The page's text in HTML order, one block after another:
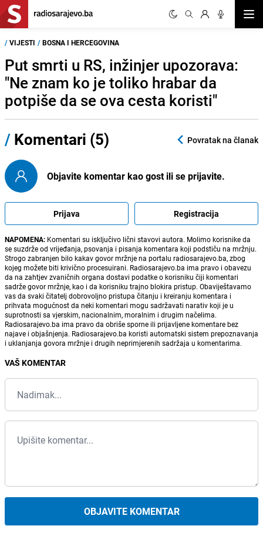
/ VIJESTI / BOSNA I HERCEGOVINA
Put smrti u RS, inžinjer upozorava:
"Ne znam ko je toliko hrabar da
potpiše da se ova cesta koristi"
/ Komentari (5) Povratak na članak
Objavite komentar kao gost ili se prijavite.
Prijava Registracija
NAPOMENA: Komentari su isključivo lični stavovi autora. Molimo korisnike da
se suzdrže od vrijeđanja, psovanja i pisanja komentara koji podstiču na mržnju.
Strogo zabranjen bilo kakav govor mržnje na portalu radiosarajevo.ba, zbog
kojeg možete biti krivično procesuirani. Radiosarajevo.ba ima pravo i obavezu
da na zahtjev zvaničnih organa dostavi podatke o korisniku čiji komentari
sadrže govor mržnje, kao i da korisniku trajno blokira pristup. Obaviještavamo
vas da svaki čitatelj dobrovoljno pristupa čitanju i kreiranju komentara i
prihvata mogućnost da neki komentari mogu sadržavati narativ koji je u
suprotnosti sa vjerskim, nacionalnim, moralnim i drugim načelima.
Radiosarajevo.ba ima pravo da obriše sporne ili prijavljene komentare bez
najave i objašnjenja. Radiosarajevo.ba koristi automatski sistem prepoznavanja
i uklanjanja govora mržnje i drugih neprimjerenih sadržaja u komentarima.
VAŠ KOMENTAR
OBJAVITE KOMENTAR